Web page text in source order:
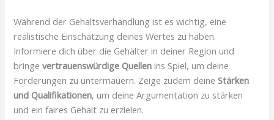
Während der Gehaltsverhandlung ist es wichtig, eine
realistische Einschätzung deines Wertes zu haben.
Informiere dich über die Gehälter in deiner Region und
bringevertrauenswürdige Quellen ins Spiel, um deine
Forderungen zu untermauern. Zeige zudem deineStärken
und Qualifikationen, um deine Argumentation zu stärken
und ein faires Gehalt zu erzielen.